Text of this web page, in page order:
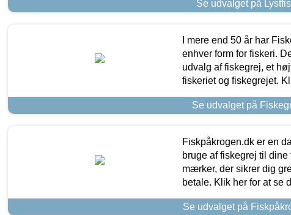
Se udvalget på
I mere end 50 år har
enhver form for fiskeri.
udvalg af fiskegrej, et
fiskeriet og fiskegrejet.
Se udvalget på
Fiskpåkrogen.dk er en
bruge af fiskegrej til
mærker, der sikrer dig
betale. Klik her for at se
Se udvalget på